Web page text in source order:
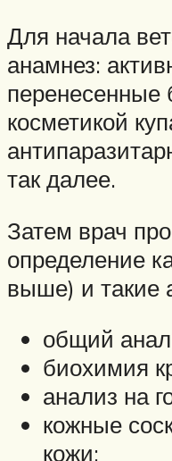
Для начала
анамнез:
перенесенные
косметикой
так далее.
Затем врач
определение
выше) и такие
общий
биохимия
анализ на
кожные
кожи;